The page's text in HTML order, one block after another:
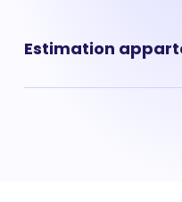
Estimation